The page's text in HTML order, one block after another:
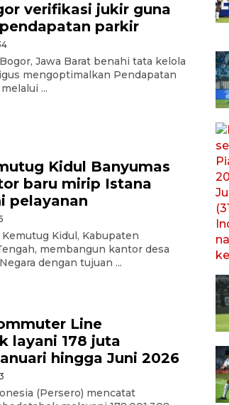
verifikasi jukir guna
parkir
Jawa Barat benahi tata kelola
mengoptimalkan Pendapatan
...
Kidul Banyumas
baru mirip Istana
pelayanan
Kidul, Kabupaten
membangun kantor desa
dengan tujuan ...
Line
layani 178 juta
hingga Juni 2026
(Persero) mencatat